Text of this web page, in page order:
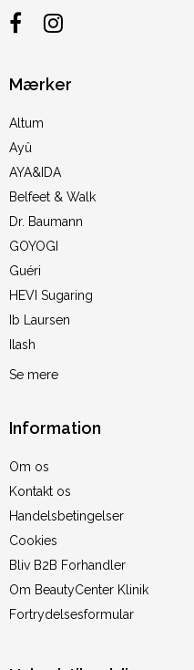
Mærker
Altum
Ayû
AYA&IDA
Belfeet & Walk
Dr. Baumann
GOYOGI
Guéri
HEVI Sugaring
Ib Laursen
Ilash
Se mere
Information
Om os
Kontakt os
Handelsbetingelser
Cookies
Bliv B2B Forhandler
Om BeautyCenter Klinik
Fortrydelsesformular